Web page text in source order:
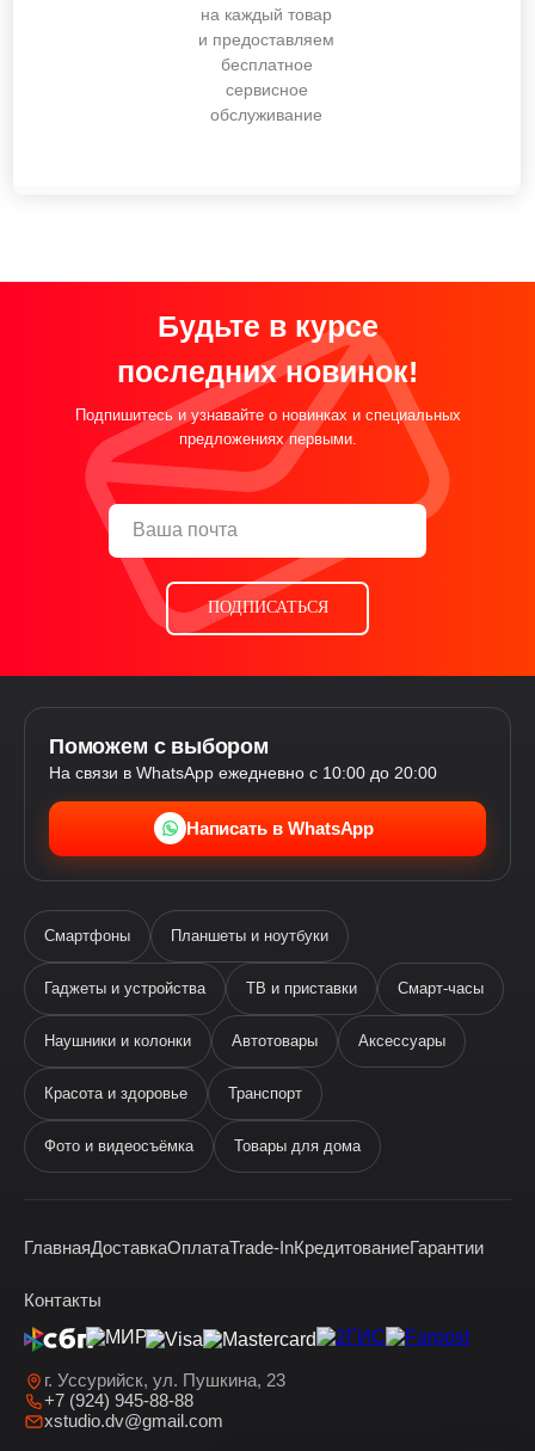
на каждый товар
и предоставляем
бесплатное
сервисное
обслуживание
Будьте в курсе
последних новинок!
Подпишитесь и узнавайте о новинках и специальных
предложениях первыми.
ПОДПИСАТЬСЯ
Поможем с выбором
На связи в WhatsApp ежедневно с 10:00 до 20:00
Написать в WhatsApp
Смартфоны Планшеты и ноутбуки
Гаджеты и устройства ТВ и приставки Смарт-часы
Наушники и колонки Автотовары Аксессуары
Красота и здоровье Транспорт
Фото и видеосъёмка Товары для дома
ГлавнаяДоставкаОплатаTrade-InКредитованиеГарантии
Контакты
г. Уссурийск, ул. Пушкина, 23
+7 (924) 945-88-88
xstudio.dv@gmail.com
виртуальный помощник